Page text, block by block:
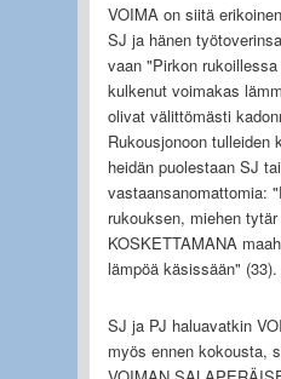
VOIMA on siitä
SJ ja hänen
vaan "Pirkon
kulkenut voimakas
olivat välittömästi
Rukousjonoon tulleiden
heidän puolestaan SJ
vastaansanomattomia:
rukouksen, miehen
KOSKETTAMANA
lämpöä käsissään" (33).
SJ ja PJ haluavatkin
myös ennen kokousta,